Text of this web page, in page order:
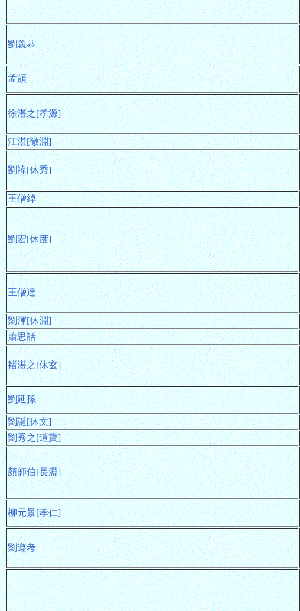
劉義恭
孟顗
徐湛之[孝源]
江湛[徽淵]
劉禕[休秀]
王僧綽
劉宏[休度]
王僧達
劉渾[休淵]
蕭思話
褚湛之[休玄]
劉延孫
劉誕[休文]
劉秀之[道寶]
顏師伯[長淵]
柳元景[孝仁]
劉遵考